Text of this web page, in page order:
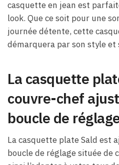
casquette en jean est
look. Que ce soit pour une
journée détente, cette
démarquera par son style et
La casquette
couvre-chef
boucle de
La casquette plate Sald est
boucle de réglage située de